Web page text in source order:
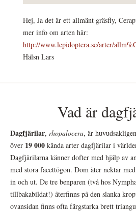
Hej, Ja det är ett allmänt gräsfly,
mer info om arten här:
http://www.lepidoptera.se/arter/
Hälsn Lars
Vad är
Dagfjärilar, rhopalocera, är
över 19 000 kända arter dagfjärilar i
Dagfjärilarna känner dofter med hjälp av
med stora facettögon. Dom äter nektar
in och ut. De tre benparen (två hos
tillbakabildat!) återfinns på den slanka
ovansidan finns ofta färgstarka brett